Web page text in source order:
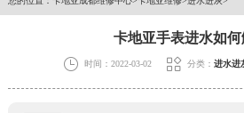
节假日正常营业！
卡地亚手表进水如何
 时间：2022-03-02  分类： 进水进